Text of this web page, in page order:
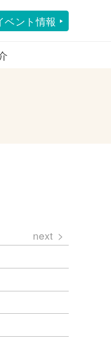
ベント情報
next